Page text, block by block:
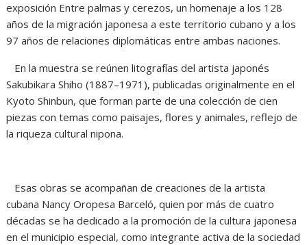
exposición Entre palmas y cerezos, un homenaje a los 128
años de la migración japonesa a este territorio cubano y a los
97 años de relaciones diplomáticas entre ambas naciones.
En la muestra se reúnen litografías del artista japonés
Sakubikara Shiho (1887–1971), publicadas originalmente en el
Kyoto Shinbun, que forman parte de una colección de cien
piezas con temas como paisajes, flores y animales, reflejo de
la riqueza cultural nipona.
Esas obras se acompañan de creaciones de la artista
cubana Nancy Oropesa Barceló, quien por más de cuatro
décadas se ha dedicado a la promoción de la cultura japonesa
en el municipio especial, como integrante activa de la sociedad